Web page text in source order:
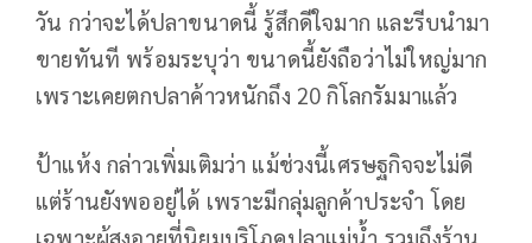
วัน กว่าจะได้ปลาขนาดนี้ รู้สึกดีใจมาก และรีบนำมา
ขายทันที พร้อมระบุว่า ขนาดนี้ยังถือว่าไม่ใหญ่มาก
เพราะเคยตกปลาค้าวหนักถึง 20 กิโลกรัมมาแล้ว
ป้าแห้ง กล่าวเพิ่มเติมว่า แม้ช่วงนี้เศรษฐกิจจะไม่ดี
แต่ร้านยังพออยู่ได้ เพราะมีกลุ่มลูกค้าประจำ โดย
เฉพาะผู้สูงอายุที่นิยมบริโภคปลาแม่น้ำ รวมถึงร้าน